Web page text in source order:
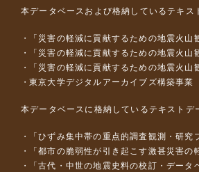
本データベースおよび格納しているテキ
「災害の軽減に貢献するための地震火
「災害の軽減に貢献するための地震火
「災害の軽減に貢献するための地震火
東京大学デジタルアーカイブズ構築事業
本データベースに格納しているテキスト
「ひずみ集中帯の重点的調査観測・研
「都市の脆弱性が引き起こす激甚災害
「古代・中世の地震史料の校訂・デー